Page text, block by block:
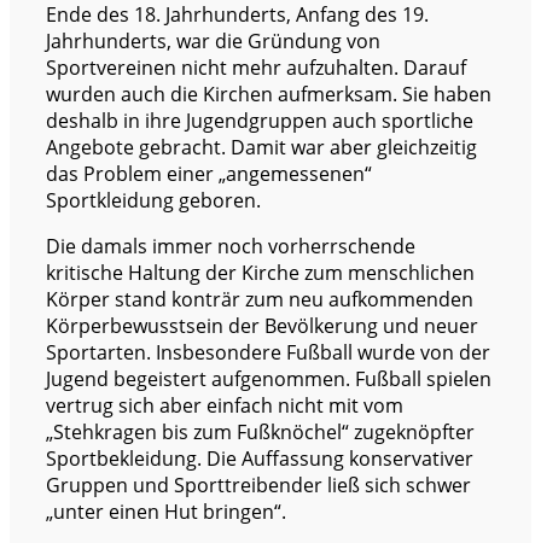
Ende des 18. Jahrhunderts, Anfang des 19.
Jahrhunderts, war die Gründung von
Sportvereinen nicht mehr aufzuhalten. Darauf
wurden auch die Kirchen aufmerksam. Sie haben
deshalb in ihre Jugendgruppen auch sportliche
Angebote gebracht. Damit war aber gleichzeitig
das Problem einer „angemessenen“
Sportkleidung geboren.
Die damals immer noch vorherrschende
kritische Haltung der Kirche zum menschlichen
Körper stand konträr zum neu aufkommenden
Körperbewusstsein der Bevölkerung und neuer
Sportarten. Insbesondere Fußball wurde von der
Jugend begeistert aufgenommen. Fußball spielen
vertrug sich aber einfach nicht mit vom
„Stehkragen bis zum Fußknöchel“ zugeknöpfter
Sportbekleidung. Die Auffassung konservativer
Gruppen und Sporttreibender ließ sich schwer
„unter einen Hut bringen“.